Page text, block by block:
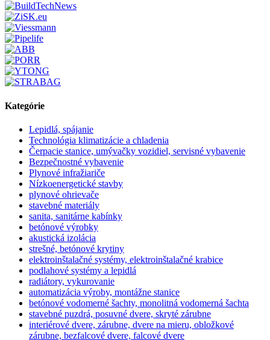
Kategórie
Lepidlá, spájanie
Technológia klimatizácie a chladenia
Čerpacie stanice, umývačky vozidiel, servisné vybavenie
Bezpečnostné vybavenie
Plynové infražiariče
Nízkoenergetické stavby
plynové ohrievače
stavebné materiály
sanita, sanitárne kabínky
betónové výrobky
akustická izolácia
strešné, betónové krytiny
elektroinštalačné systémy, elektroinštalačné krabice
podlahové systémy a lepidlá
radiátory, vykurovanie
automatizácia výroby, montážne stanice
betónové vodomerné šachty, monolitná vodomerná šachta
stavebné puzdrá, posuvné dvere, skryté zárubne
interiérové dvere, zárubne, dvere na mieru, obložkové
zárubne, bezfalcové dvere, falcové dvere